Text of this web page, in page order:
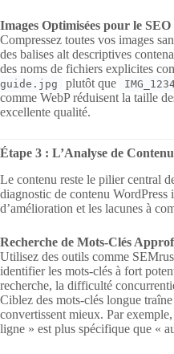
Images Optimisées pour le SEO
Compressez toutes vos images
des balises alt descriptives
des noms de fichiers explicites
guide.jpg
plutôt que
comme WebP réduisent la taille
excellente qualité.
Étape 3 : L’Analyse de
Le contenu reste le pilier central
diagnostic de contenu
d’amélioration et les lacunes à
Recherche de Mots-Clés
Utilisez des outils comme
identifier les mots-clés à fort
recherche, la difficulté
Ciblez des mots-clés longue
convertissent mieux. Par
ligne » est plus spécifique que «